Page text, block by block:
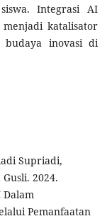
Integrasi AI
katalisator
budaya inovasi di
Supriadi,
2024.
Dalam
Pemanfaatan